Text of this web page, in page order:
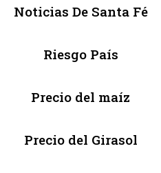
Noticias De Santa Fé
Riesgo País
Precio del maíz
Precio del Girasol